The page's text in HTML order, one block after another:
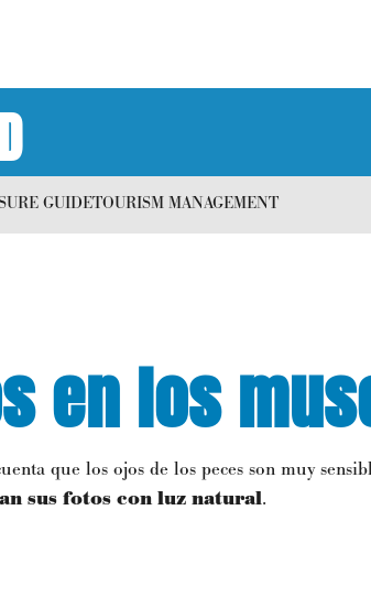
GUIDETOURISM MANAGEMENT
en los
que los ojos de los peces son muy
sus fotos con luz natural.